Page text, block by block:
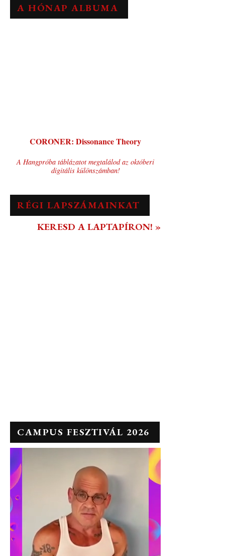
A HÓNAP ALBUMA
CORONER: Dissonance Theory
A Hangpróba táblázatot megtalálod az októberi
digitális különszámban!
RÉGI LAPSZÁMAINKAT
KERESD A LAPTAPÍRON! »
CAMPUS FESZTIVÁL 2026